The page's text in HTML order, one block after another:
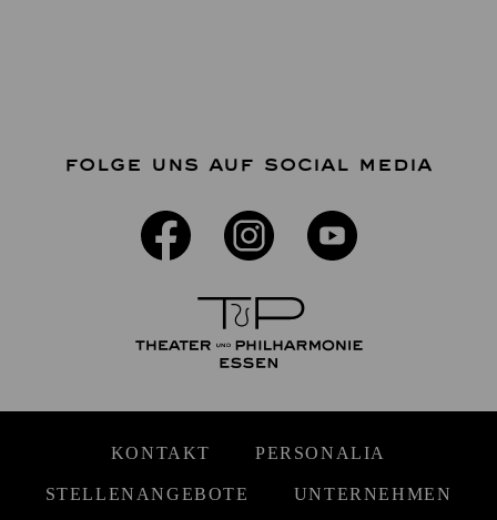
FOLGE UNS AUF SOCIAL MEDIA
KONTAKT PERSONALIA
STELLENANGEBOTE UNTERNEHMEN